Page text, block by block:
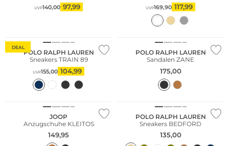
UVP140,00 97,99 UVP169,90 117,99
DEAL
POLO RALPH LAUREN
Sneakers TRAIN 89
UVP155,00 104,99
POLO RALPH LAUREN
Sandalen ZANE
175,00
JOOP
Anzugschuhe KLEITOS
149,95
POLO RALPH LAUREN
Sneakers BEDFORD
135,00